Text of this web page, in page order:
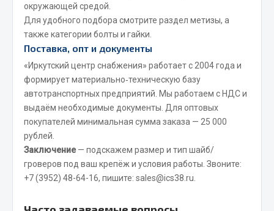
Автоторг
Дифа
Показать ещё
Весь раздел
Всё для сварки
Газосварка
Сварочное оборудование
окружающей средой.
Для удобного подбора смотрите раздел метизы, а
также категории болты и гайки
Поставка, опт и документы
«Иркутский центр снабжения» работает с 2004 года и
формирует материально‑техническую базу
автотранспортных предприятий. Мы работаем с НДС и
выдаём необходимые документы. Для оптовых
покупателей минимальная сумма заказа — 25 000
рублей.
Заключение— подскажем размер и тип шайб/
гроверов под ваш крепёж и условия работы. Звоните:
+7 (3952) 48-64-16, пишите: sales@ics38.ru